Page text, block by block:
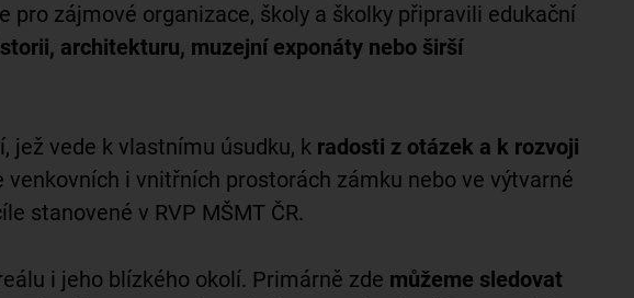
zájmové organizace, školy a školky připravili edukační
architekturu, muzejní exponáty nebo širší
jež vede k vlastnímu úsudku, k radosti z otázek a k rozvoji
i vnitřních prostorách zámku nebo ve výtvarné
stanovené v RVP MŠMT ČR.
i jeho blízkého okolí. Primárně zde můžeme sledovat